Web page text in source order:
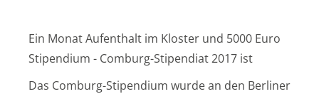
Ein Monat Aufenthalt im Kloster und 5000 Euro
Stipendium - Comburg-Stipendiat 2017 ist
Das Comburg-Stipendium wurde an den Berliner